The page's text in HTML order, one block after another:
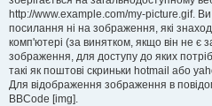
http://www.example.com/my-picture.gif.
посилання ні на зображення, які
комп'ютері (за винятком, якщо він не є
зображення, для доступу до яких
такі як поштові скриньки hotmail або
Для відображення зображення в
BBCode [img].